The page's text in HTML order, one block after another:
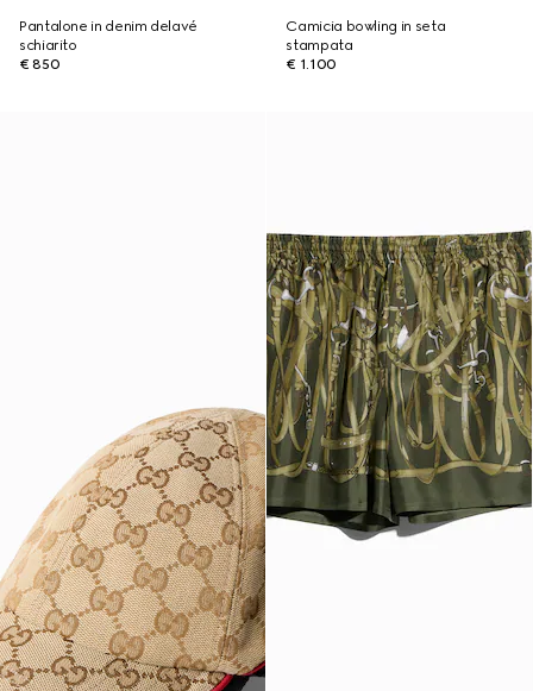
Pantalone in denim delavé
schiarito
€ 850
Camicia bowling in seta
stampata
€ 1.100